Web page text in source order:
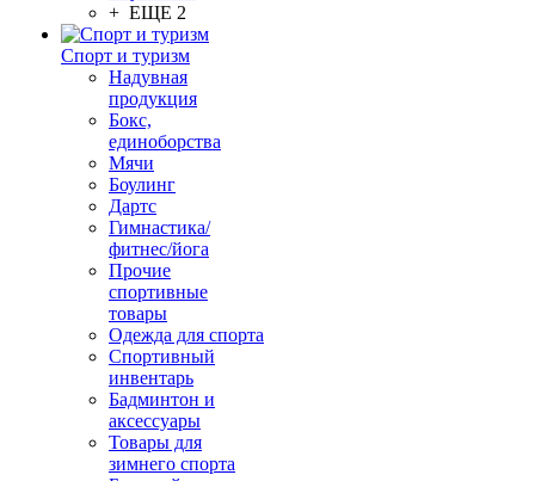
+ ЕЩЕ 2
Спорт и туризм
Надувная
продукция
Бокс,
единоборства
Мячи
Боулинг
Дартс
Гимнастика/
фитнес/йога
Прочие
спортивные
товары
Одежда для спорта
Спортивный
инвентарь
Бадминтон и
аксессуары
Товары для
зимнего спорта